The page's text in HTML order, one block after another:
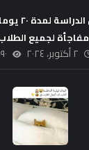
قرار
مفاجأة لجميع
٢ أكتوبر، ٢٠٢٤